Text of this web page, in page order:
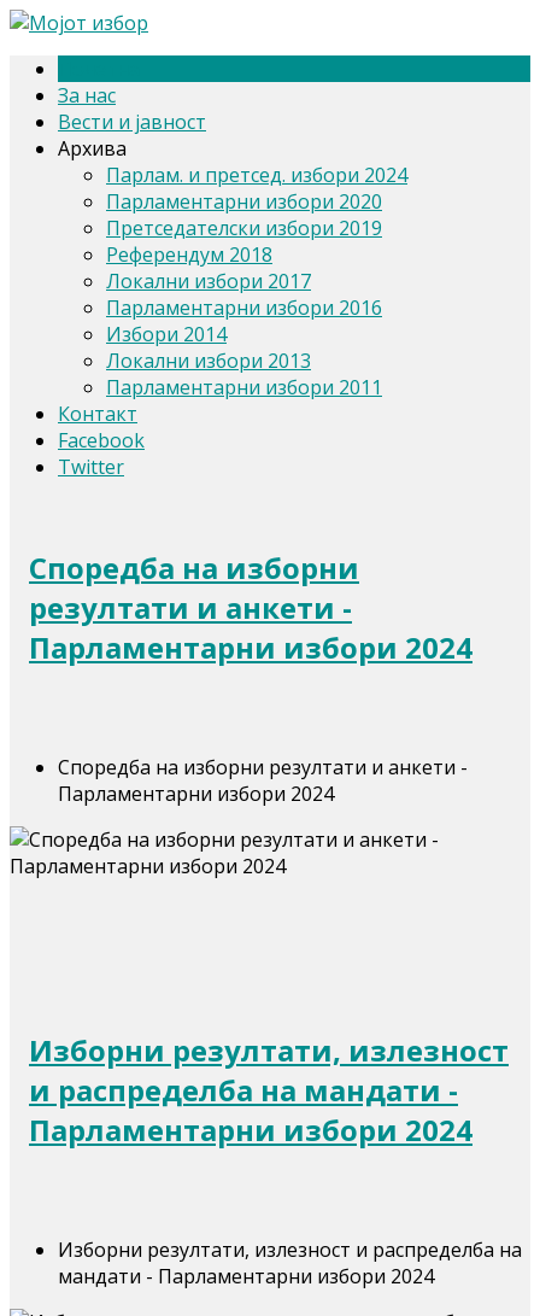
За нас
Вести и јавност
Архива
Парлам. и претсед. избори 2024
Парламентарни избори 2020
Претседателски избори 2019
Референдум 2018
Локални избори 2017
Парламентарни избори 2016
Избори 2014
Локални избори 2013
Парламентарни избори 2011
Контакт
Facebook
Twitter
Споредба на изборни
резултати и анкети -
Парламентарни избори 2024
Споредба на изборни резултати и анкети -
Парламентарни избори 2024
Изборни резултати, излезност
и распределба на мандати -
Парламентарни избори 2024
Изборни резултати, излезност и распределба на
мандати - Парламентарни избори 2024